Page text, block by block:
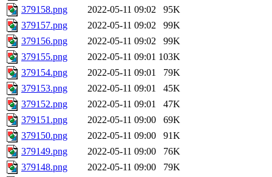
379158.png
2022-05-11 09:02
95K
379157.png
2022-05-11 09:02
99K
379156.png
2022-05-11 09:02
99K
379155.png
2022-05-11 09:01 103K
379154.png
2022-05-11 09:01
79K
379153.png
2022-05-11 09:01
45K
379152.png
2022-05-11 09:01
47K
379151.png
2022-05-11 09:00
69K
379150.png
2022-05-11 09:00
91K
379149.png
2022-05-11 09:00
76K
379148.png
2022-05-11 09:00
79K